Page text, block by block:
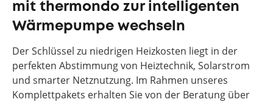
mit thermondo zur intelligenten
Wärmepumpe wechseln
Der Schlüssel zu niedrigen Heizkosten liegt in der
perfekten Abstimmung von Heiztechnik, Solarstrom
und smarter Netznutzung. Im Rahmen unseres
Komplettpakets erhalten Sie von der Beratung über